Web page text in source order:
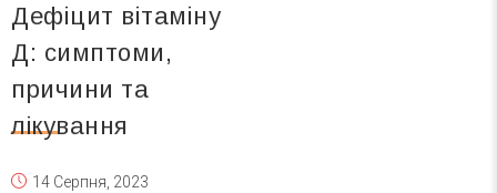
Дефіцит вітаміну
Д: симптоми,
причини та
лікування
14 Серпня, 2023